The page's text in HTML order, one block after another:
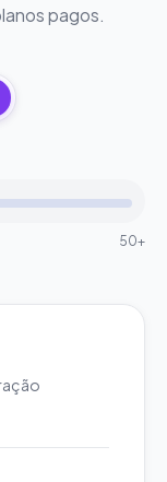
pagos.
50+